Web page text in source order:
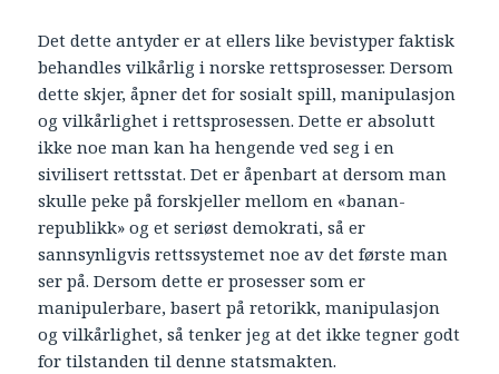
Det dette antyder er at ellers like bevistyper faktisk
behandles vilkårlig i norske rettsprosesser. Dersom
dette skjer, åpner det for sosialt spill, manipulasjon
og vilkårlighet i rettsprosessen. Dette er absolutt
ikke noe man kan ha hengende ved seg i en
sivilisert rettsstat. Det er åpenbart at dersom man
skulle peke på forskjeller mellom en «banan-
republikk» og et seriøst demokrati, så er
sannsynligvis rettssystemet noe av det første man
ser på. Dersom dette er prosesser som er
manipulerbare, basert på retorikk, manipulasjon
og vilkårlighet, så tenker jeg at det ikke tegner godt
for tilstanden til denne statsmakten.